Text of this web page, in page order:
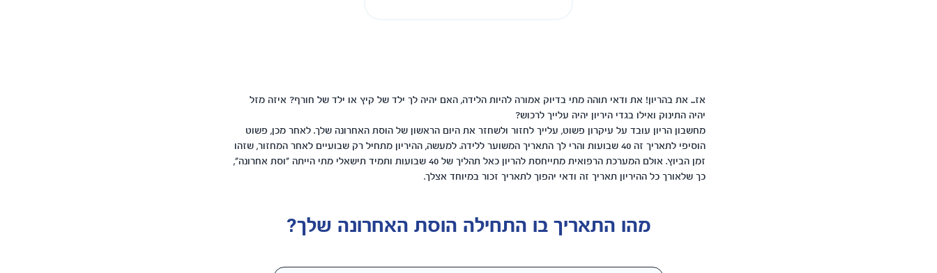
אז... את בהריון! את ודאי תוהה מתי בדיוק אמורה להיות הלידה, האם יהיה לך ילד של קיץ או ילד של חורף? איזה מזל
יהיה התינוק ואילו בגדי היריון יהיה עלייך לרכוש?
מחשבון הריון עובד על עיקרון פשוט, עלייך לחזור ולשחזר את היום הראשון של הוסת האחרונה שלך. לאחר מכן, פשוט
הוסיפי לתאריך זה 40 שבועות והרי לך התאריך המשוער ללידה. למעשה, ההיריון מתחיל רק שבועיים לאחר המחזור, שזהו
זמן הביוץ. אולם המערכת הרפואית מתייחסת להריון כאל תהליך של 40 שבועות ותמיד תישאלי מתי הייתה "וסת אחרונה",
כך שלאורך כל ההיריון תאריך זה ודאי יהפוך לתאריך זכור במיוחד אצלך.
מהו התאריך בו התחילה הוסת האחרונה שלך?